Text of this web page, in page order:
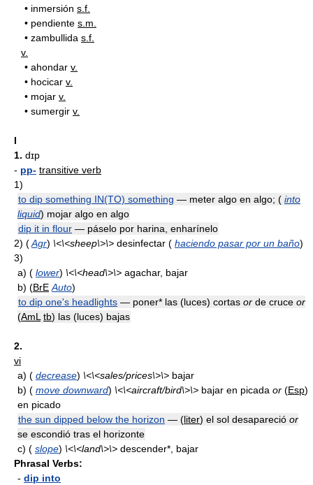
• inmersión s.f.
• pendiente s.m.
• zambullida s.f.
v.
• ahondar v.
• hocicar v.
• mojar v.
• sumergir v.
I
1. dɪp
- pp- transitive verb
1)
to dip something IN(TO) something — meter algo en algo; ( into
liquid) mojar algo en algo
dip it in flour — páselo por harina, enharínelo
2) (Agr) \<\<sheep\>\> desinfectar ( haciendo pasar por un baño)
3)
a) ( lower) \<\<head\>\> agachar, bajar
b) (BrE Auto)
to dip one's headlights — poner* las (luces) cortas or de cruce or
(AmL tb) las (luces) bajas
2.
vi
a) ( decrease) \<\<sales/prices\>\> bajar
b) ( move downward) \<\<aircraft/bird\>\> bajar en picada or (Esp)
en picado
the sun dipped below the horizon — (liter) el sol desapareció or
se escondió tras el horizonte
c) ( slope) \<\<land\>\> descender*, bajar
Phrasal Verbs:
- dip into